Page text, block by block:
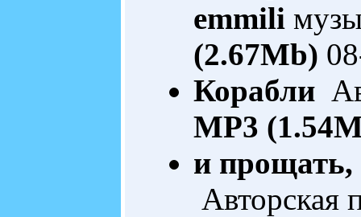
emmili
(2.67Mb)
Корабли
MP3
и
Авторская